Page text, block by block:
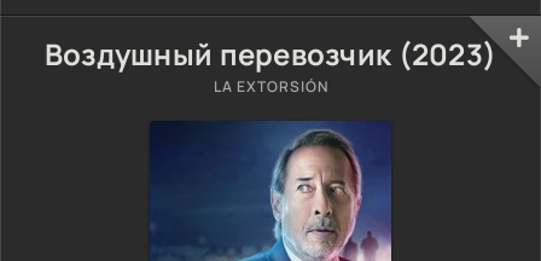
Воздушный перевозчик (2023)
LA EXTORSIÓN